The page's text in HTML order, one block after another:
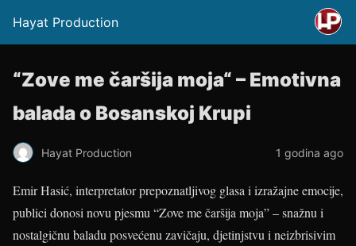
Hayat Production
“Zove me čaršija moja“ – Emotivna
balada o Bosanskoj Krupi
Hayat Production 1 godina ago
Emir Hasić, interpretator prepoznatljivog glasa i izražajne emocije,
publici donosi novu pjesmu “Zove me čaršija moja” – snažnu i
nostalgičnu baladu posvećenu zavičaju, djetinjstvu i neizbrisivim